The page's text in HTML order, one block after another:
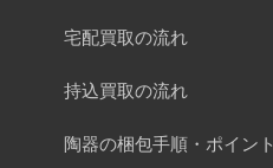
宅配買取の流れ
持込買取の流れ
陶器の梱包手順・ポイント